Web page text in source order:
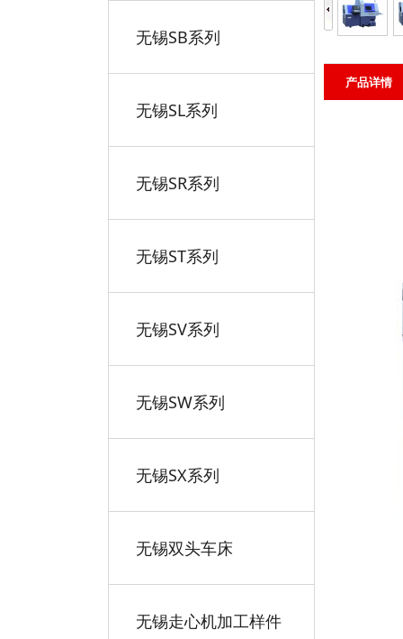
无锡SB系列
无锡SL系列
无锡SR系列
无锡ST系列
无锡SV系列
无锡SW系列
无锡SX系列
无锡双头车床
无锡走心机加工样件
产品详情